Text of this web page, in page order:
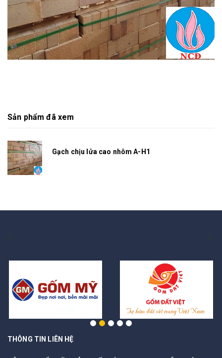
Sản phẩm đã xem
Gạch chịu lửa cao nhôm A-H1
THÔNG TIN LIÊN HỆ